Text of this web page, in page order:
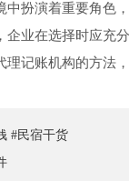
中扮演着重要角色
企业在选择时应充
记账机构的方法
#民宿干货